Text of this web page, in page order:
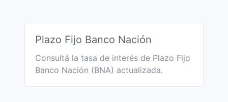
Plazo Fijo Banco Nación
Consultá la tasa de interés de Plazo Fijo
Banco Nación (BNA) actualizada.